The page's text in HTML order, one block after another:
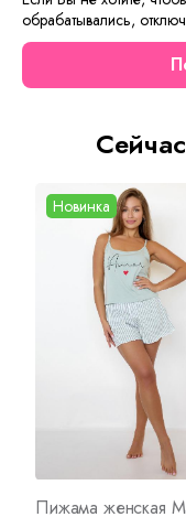
Описание товара
Новинка
обрабатывались,